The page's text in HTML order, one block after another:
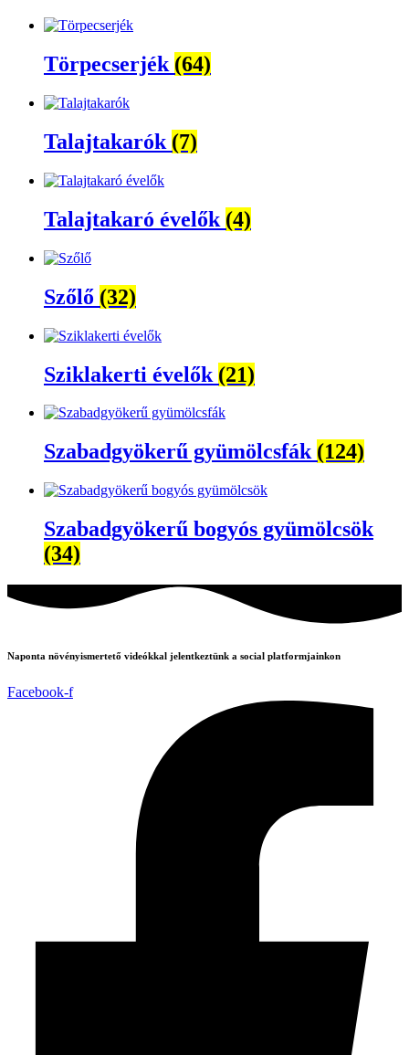
Törpecserjék (64)
Talajtakarók (7)
Talajtakaró évelők (4)
Szőlő (32)
Sziklakerti évelők (21)
Szabadgyökerű gyümölcsfák (124)
Szabadgyökerű bogyós gyümölcsök
(34)
Naponta növényismertető videókkal jelentkeztünk a social platformjainkon
Facebook-f